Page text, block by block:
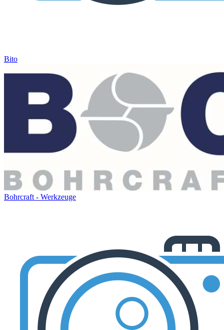
Bito
Bohrcraft - Werkzeuge